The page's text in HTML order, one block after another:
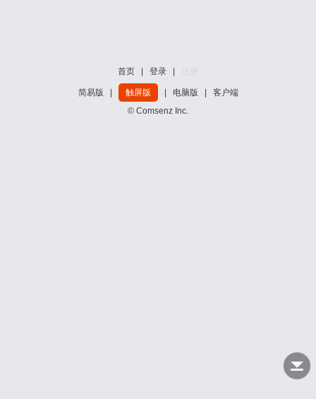
首页 登录
简易版 触屏版 电脑版
客户端
© Comsenz Inc.